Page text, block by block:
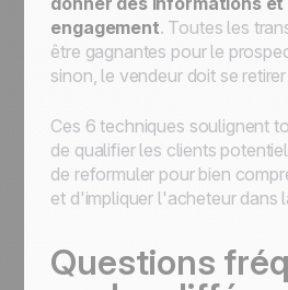
engagement. Toutes les
être gagnantes pour le
sinon, le vendeur doit se
Ces 6 techniques soulignent
de qualifier les clients
de reformuler pour bien
et d'impliquer l'acheteur dans
Questions